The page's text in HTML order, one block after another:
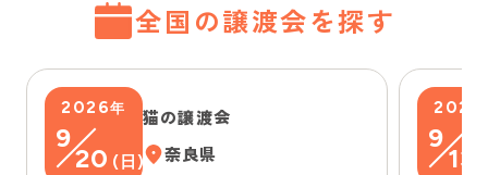
全国の譲渡会を探す
2026年
9
20 ( 日)
猫の譲渡会
奈良県
2026
9
13